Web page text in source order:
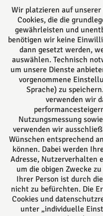
Ansässig in Lemgo
vielen Rechtsgebieten
Rechtsanwältinnen
durch unsere 5
auf langjährige
daher bestmöglich
Folgen Sie uns auf
Das europäische
Wir platzieren auf
Cookies, die die
gewährleisten und
benötigen wir keine
dann gesetzt werden,
auswählen. Technisch
um unsere Dienste
vorgenommene
Sprache) zu
verwenden wir
Nutzungsmessung
verwenden wir
Wünschen entsprechend
können. Dabei werden
Adresse, Nutzerverhalten
um die obigen Zwecke
Ihrer Person ist durch
nicht zu befürchten. Die
Cookies und
unter „individuelle